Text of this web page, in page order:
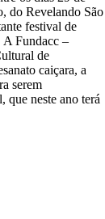
do Revelando São
festival de
A Fundacc –
de
caiçara, a
serem
que neste ano terá